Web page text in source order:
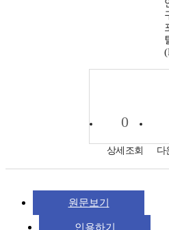
0
상세조회 다
원문보기
인용하기